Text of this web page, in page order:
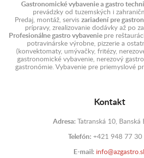
Gastronomické vybavenie a gastro
prevádzky od tuzemských i
Predaj, montáž, servis zariadení pre
prípravy, zrealizovanie dodávky až po
Profesionálne gastro vybavenie pre
potravinárske výrobne, pizzerie a
(konvektomaty, umývačky, fritézy,
gastronomické vybavenie, nerezový
gastronómie. Vybavenie pre priemyslové
Kontakt
Adresa: Tatranská 10, Banská
Telefón: +421 948 77 30
E-mail: